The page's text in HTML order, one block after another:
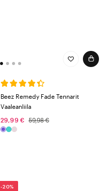
Beez Remedy Fade Tennarit
Vaaleanliila
29,99 €
59,98 €
-20%